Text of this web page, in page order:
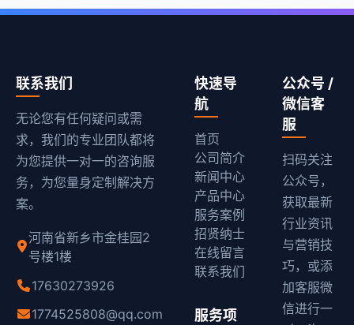
联系我们
无论您有任何疑问或需
求，我们的专业团队都将
为您提供一对一的咨询服
务，为您量身定制解决方
案。
河南省新乡市金桂园2
号楼1楼
17630273926
1774525808@qq.com
快速导
航
首页
公司简介
新闻中心
产品中心
服务案例
招贤纳士
在线留言
联系我们
服务项
公众号 /
微信客
服
扫码关注
公众号，
获取最新
行业资讯
与营销技
巧，或添
加客服微
信进行一